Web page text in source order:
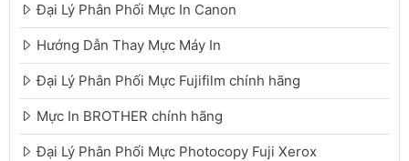
Đại Lý Phân Phối Mực In Canon
Hướng Dẫn Thay Mực Máy In
Đại Lý Phân Phối Mực Fujifilm chính hãng
Mực In BROTHER chính hãng
Đại Lý Phân Phối Mực Photocopy Fuji Xerox